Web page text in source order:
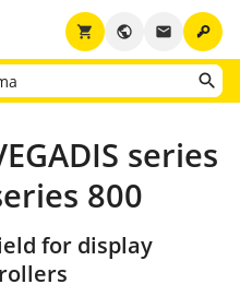
key
email
public
shopping_cart
series
800
for display